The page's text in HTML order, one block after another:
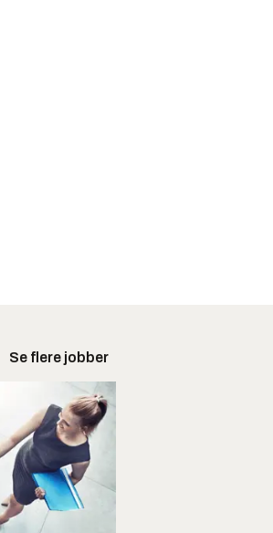
Se flere jobber